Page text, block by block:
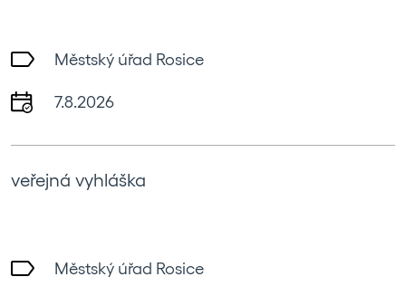
Městský úřad Rosice
7.8.2026
veřejná vyhláška
Městský úřad Rosice